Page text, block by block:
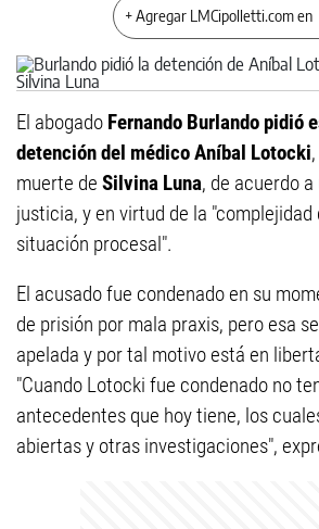
+ Agregar LMCipolletti.com en
El abogado Fernando Burlando pidió
detención del médico Aníbal Lotocki
muerte de Silvina Luna, de acuerdo
justicia, y en virtud de la "complejidad
situación procesal".
El acusado fue condenado en su
de prisión por mala praxis, pero esa
apelada y por tal motivo está en
"Cuando Lotocki fue condenado no
antecedentes que hoy tiene, los
abiertas y otras investigaciones",